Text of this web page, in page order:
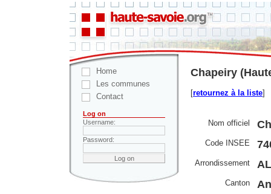
Home
Les communes
Contact
Log on
Username:
Password:
Chapeiry
[retournez à la liste]
Nom officiel
Code INSEE
Arrondissement
Canton